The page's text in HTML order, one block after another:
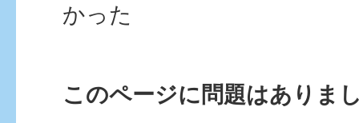
かった
このページに問題はありま